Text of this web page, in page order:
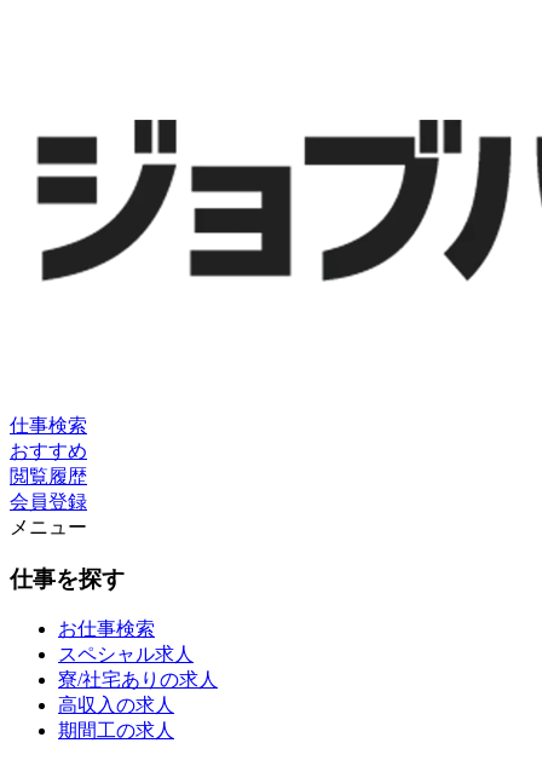
仕事検索
おすすめ
閲覧履歴
会員登録
メニュー
仕事を探す
お仕事検索
スペシャル求人
寮/社宅ありの求人
高収入の求人
期間工の求人